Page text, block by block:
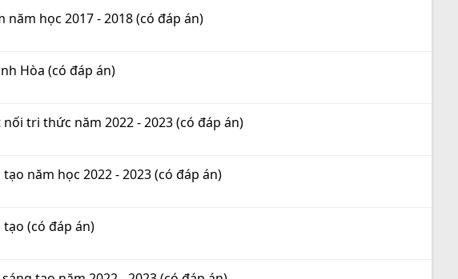
học 2017 - 2018 (có đáp án)
Hòa (có đáp án)
tri thức năm 2022 - 2023 (có đáp án)
năm học 2022 - 2023 (có đáp án)
(có đáp án)